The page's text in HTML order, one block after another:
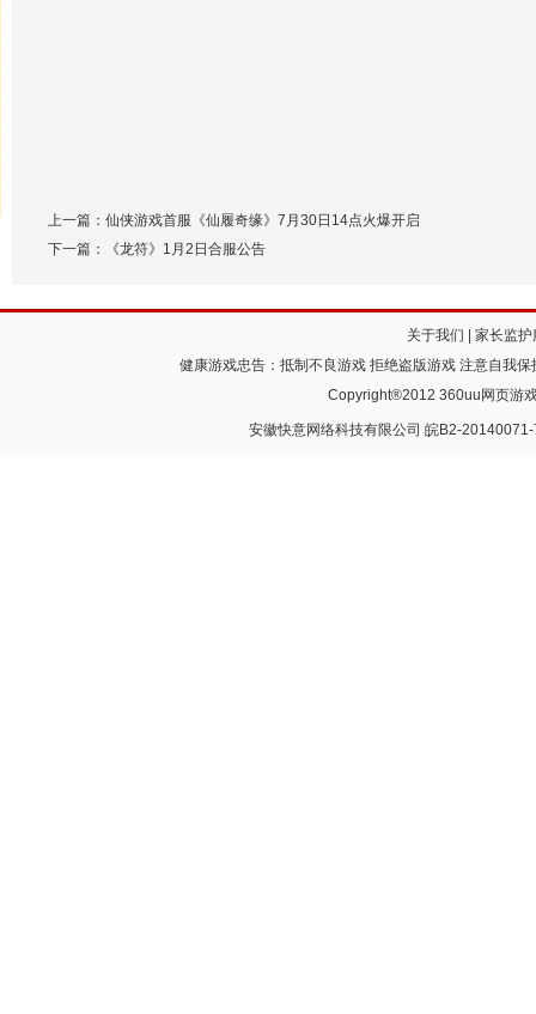
上一篇： 仙侠游戏首服《仙履奇缘》7月30日14点火爆开启
下一篇：
《龙符》1月2日合服公告
关于我们
家长监护
健康游戏忠告：抵制不良游戏 拒绝盗版游戏 注意自我
Copyright®2012 360uu网页游
安徽快意网络科技有限公司 皖B2-